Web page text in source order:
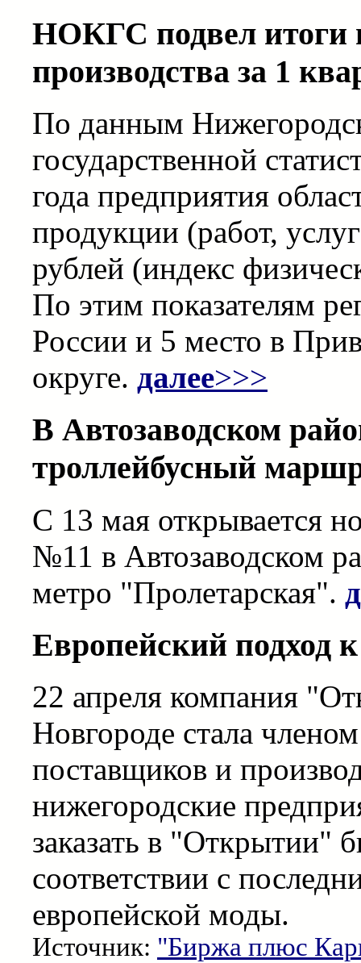
НОКГС подвел итоги
производства за 1
По данным
государственной
года предприятия
продукции (работ,
рублей (индекс
По этим показателям
России и 5 место в
округе. далее>>>
В Автозаводском
троллейбусный
С 13 мая открывается
№11 в Автозаводском
метро "Пролетарская".
Европейский подход
22 апреля компания
Новгороде стала
поставщиков и
нижегородские
заказать в "Открытии"
соответствии с
европейской моды.
Источник: "Биржа плюс